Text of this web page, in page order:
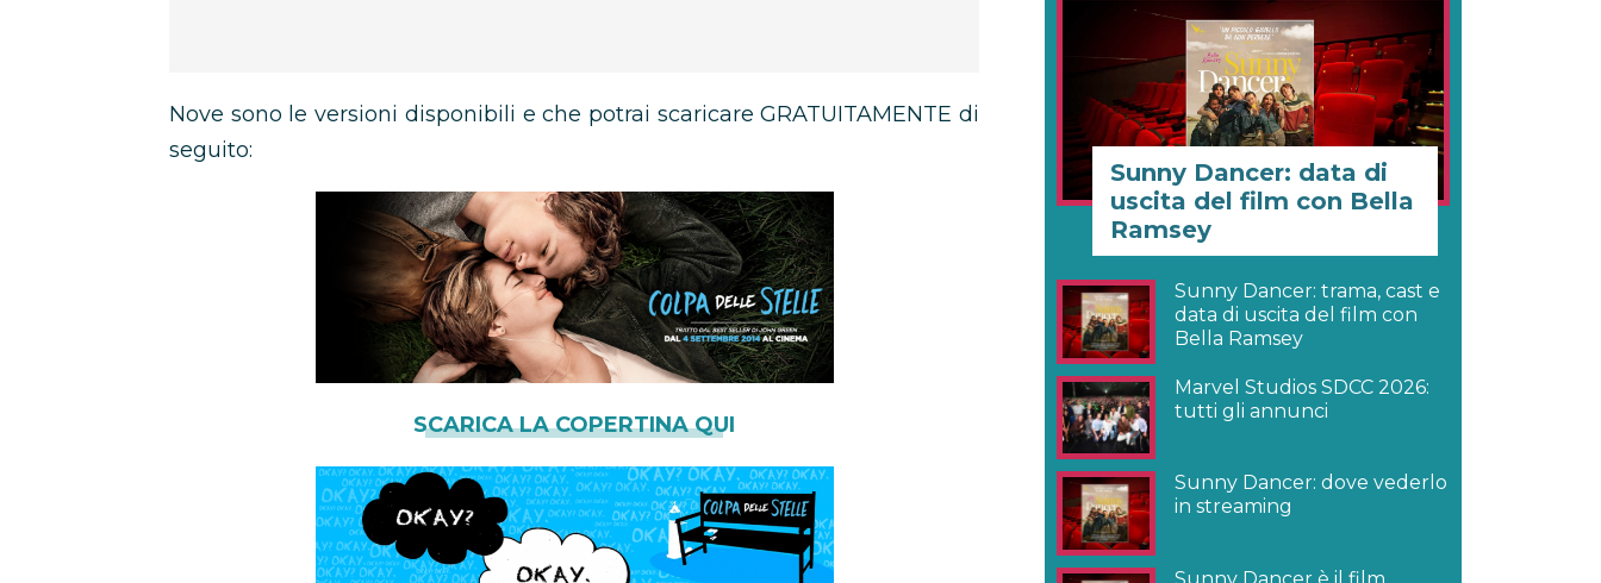
Nove sono le versioni disponibili e che potrai scaricare GRATUITAMENTE di
seguito:
SCARICA LA COPERTINA QUI
Sunny Dancer: data di
uscita del film con Bella
Ramsey
Sunny Dancer: trama, cast e
data di uscita del film con
Bella Ramsey
Marvel Studios SDCC 2026:
tutti gli annunci
Sunny Dancer: dove vederlo
in streaming
Sunny Dancer è il film